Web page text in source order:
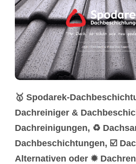
🥇 Spodarek-
Dachreiniger &
Dachreinigungen, ♻
Dachbeschichtungen, ☑️
Alternativen oder ✹